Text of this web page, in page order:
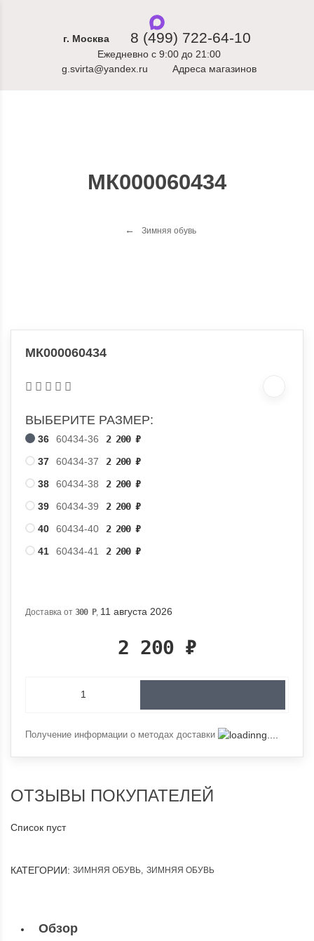
г. Москва 8 (499) 722-64-10
Ежедневно с 9:00 до 21:00
g.svirta@yandex.ru
Адреса магазинов
МК000060434
Зимняя обувь
МК000060434
ВЫБЕРИТЕ РАЗМЕР:
36 60434-36 2 200 ₽
37
60434-37 2 200 ₽
38
60434-38 2 200 ₽
39
60434-39 2 200 ₽
40
60434-40 2 200 ₽
41
60434-41 2 200 ₽
Доставка от 300 Р, 11 августа 2026
2 200 ₽
Получение информации о методах доставки
ОТЗЫВЫ ПОКУПАТЕЛЕЙ
Список пуст
КАТЕГОРИИ: ЗИМНЯЯ ОБУВЬ, ЗИМНЯЯ ОБУВЬ
Обзор